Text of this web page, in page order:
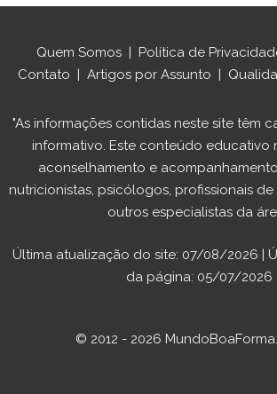
Quem Somos | Política de
Contato | Artigos por Assunto |
"As informações contidas neste site têm
informativo. Este conteúdo educativo
aconselhamento e
nutricionistas, psicólogos, profissionais
outros especialistas da
Última atualização do site: 07/08/2026 |
da página: 05/07/2026
© 2012 - 2026